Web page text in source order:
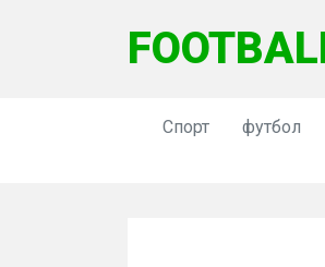
Спорт футбол